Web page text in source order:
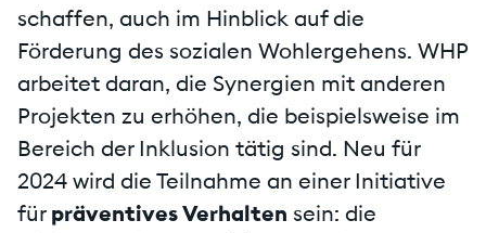
schaffen, auch im Hinblick auf die
Förderung des sozialen Wohlergehens. WHP
arbeitet daran, die Synergien mit anderen
Projekten zu erhöhen, die beispielsweise im
Bereich der Inklusion tätig sind. Neu für
2024 wird die Teilnahme an einer Initiative
für präventives Verhalten sein: die